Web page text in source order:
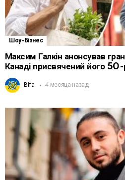
Шоу-Бізнес
Максим Галкін анонсував
Канаді присвячений його 50-
Віта 4 месяца назад